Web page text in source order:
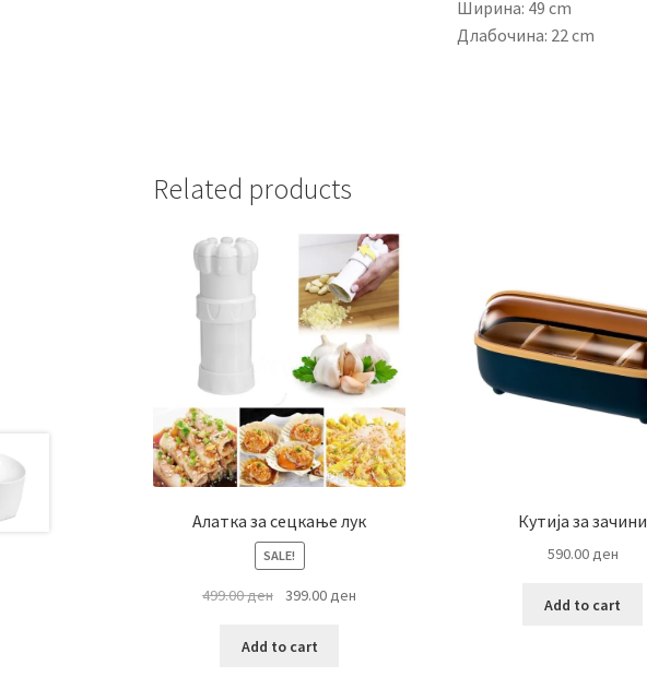
Ширина: 49 cm
Длабочина: 22 cm
Related products
Алатка за сецкање лук
SALE!
499.00ден
Original
was:
399.00ден
Add to cart
Кутија за зачини
590.00ден
Add to cart